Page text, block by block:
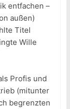
entfachen –
außen)
Titel
Wille
Profis und
(mitunter
begrenzten